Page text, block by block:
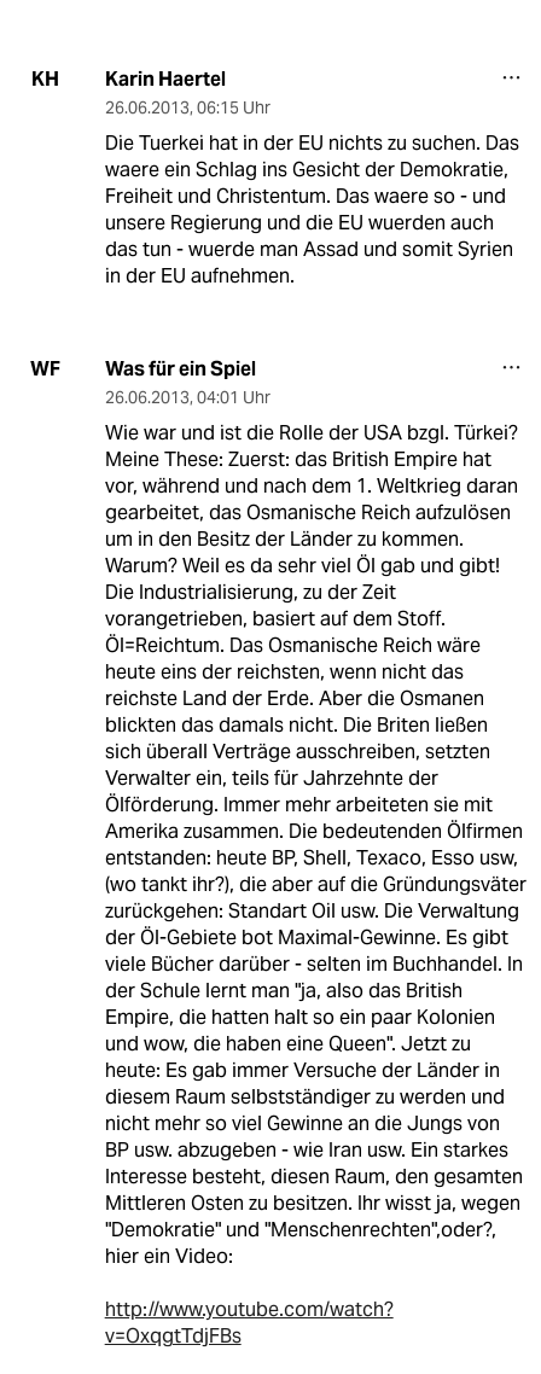
KH Karin Haertel
26.06.2013, 06:15 Uhr
Die Tuerkei hat in der EU nichts zu suchen. Das
waere ein Schlag ins Gesicht der Demokratie,
Freiheit und Christentum. Das waere so - und
unsere Regierung und die EU wuerden auch
das tun - wuerde man Assad und somit Syrien
in der EU aufnehmen.
WF Was für ein Spiel
26.06.2013, 04:01 Uhr
Wie war und ist die Rolle der USA bzgl. Türkei?
Meine These: Zuerst: das British Empire hat
vor, während und nach dem 1. Weltkrieg daran
gearbeitet, das Osmanische Reich aufzulösen
um in den Besitz der Länder zu kommen.
Warum? Weil es da sehr viel Öl gab und gibt!
Die Industrialisierung, zu der Zeit
vorangetrieben, basiert auf dem Stoff.
Öl=Reichtum. Das Osmanische Reich wäre
heute eins der reichsten, wenn nicht das
reichste Land der Erde. Aber die Osmanen
blickten das damals nicht. Die Briten ließen
sich überall Verträge ausschreiben, setzten
Verwalter ein, teils für Jahrzehnte der
Ölförderung. Immer mehr arbeiteten sie mit
Amerika zusammen. Die bedeutenden Ölfirmen
entstanden: heute BP, Shell, Texaco, Esso usw,
(wo tankt ihr?), die aber auf die Gründungsväter
zurückgehen: Standart Oil usw. Die Verwaltung
der Öl-Gebiete bot Maximal-Gewinne. Es gibt
viele Bücher darüber - selten im Buchhandel. In
der Schule lernt man "ja, also das British
Empire, die hatten halt so ein paar Kolonien
und wow, die haben eine Queen". Jetzt zu
heute: Es gab immer Versuche der Länder in
diesem Raum selbstständiger zu werden und
nicht mehr so viel Gewinne an die Jungs von
BP usw. abzugeben - wie Iran usw. Ein starkes
Interesse besteht, diesen Raum, den gesamten
Mittleren Osten zu besitzen. Ihr wisst ja, wegen
"Demokratie" und "Menschenrechten",oder?,
hier ein Video:
http://www.youtube.com/watch?
v=OxqgtTdjFBs